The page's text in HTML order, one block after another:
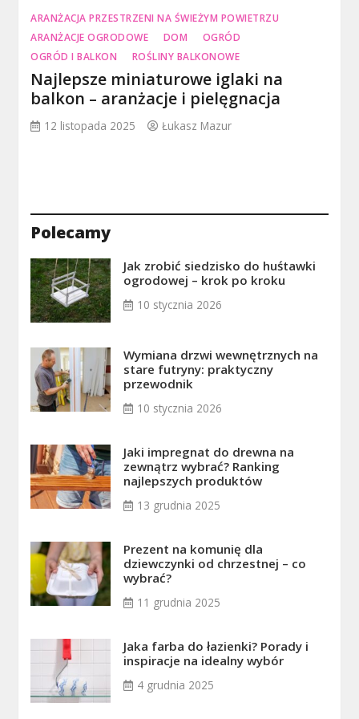
ARANŻACJA PRZESTRZENI NA ŚWIEŻYM POWIETRZU
ARANŻACJE OGRODOWE
DOM
OGRÓD
OGRÓD I BALKON
ROŚLINY BALKONOWE
Najlepsze miniaturowe iglaki na
balkon – aranżacje i pielęgnacja
12 listopada 2025 Łukasz Mazur
Polecamy
Jak zrobić siedzisko do huśtawki
ogrodowej – krok po kroku
10 stycznia 2026
Wymiana drzwi wewnętrznych na
stare futryny: praktyczny
przewodnik
10 stycznia 2026
Jaki impregnat do drewna na
zewnątrz wybrać? Ranking
najlepszych produktów
13 grudnia 2025
Prezent na komunię dla
dziewczynki od chrzestnej – co
wybrać?
11 grudnia 2025
Jaka farba do łazienki? Porady i
inspiracje na idealny wybór
4 grudnia 2025